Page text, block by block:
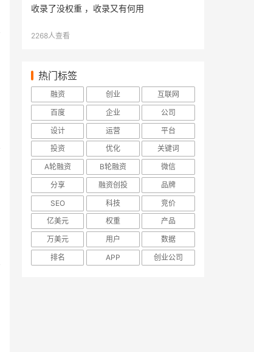
收录了没权重 ，收录又有何用
2268人查看
热门标签
融资 创业
互联网
百度
企业
公司
设计
运营
平台
投资
优化
关键词
A轮融资
B轮融资
微信
分享
融资创投
品牌
SEO
科技
竞价
亿美元
权重
产品
万美元
用户
数据
排名
APP 创业公司